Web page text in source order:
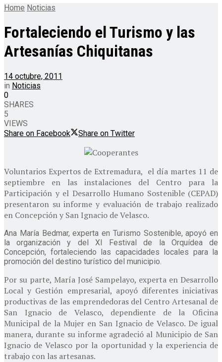
Home Noticias
Fortaleciendo el Turismo y las
Artesanías Chiquitanas
14 octubre, 2011
in Noticias
0
SHARES
5
VIEWS
Share on Facebook
Share on Twitter
Voluntarios Expertos de Extremadura, el día martes 11 de
septiembre en las instalaciones del Centro para la
Participación y el Desarrollo Humano Sostenible (CEPAD)
presentaron su informe y evaluación de trabajo realizado
en Concepción y San Ignacio de Velasco.
Ana María Bedmar, experta en Turismo Sostenible, apoyó en
la organización y del XI Festival de la Orquídea de
Concepción, fortaleciendo las capacidades locales para la
promoción del destino turístico del municipio.
Por su parte, María José Sampelayo, experta en Desarrollo
Local y Gestión empresarial, apoyó diferentes iniciativas
productivas de las emprendedoras del Centro Artesanal de
San Ignacio de Velasco, dependiente de la Oficina
Municipal de la Mujer en San Ignacio de Velasco. De igual
manera, durante su informe agradeció al Municipio de San
Ignacio de Velasco por la oportunidad y la experiencia de
trabajo con las artesanas.